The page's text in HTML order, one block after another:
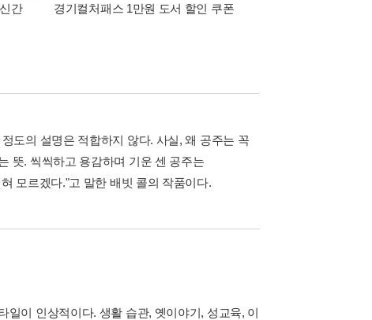
간
경기컬처패스 1만원 도서 할인 쿠폰
도의 설명은 적합하지 않다. 사실, 왜 공주는 꼭
뜻. 씩씩하고 용감하며 기운 센 공주는
모르겠다."고 말한 배빗 콜의 작품이다.
이 인상적이다. 생활 습관, 옛이야기, 성교육, 이